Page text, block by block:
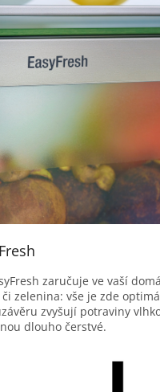
zaručuje ve vaší
zelenina: vše je zde
zvyšují potraviny
dlouho čerstvé.